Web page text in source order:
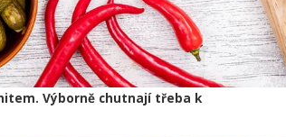
Výborně chutnají třeba k